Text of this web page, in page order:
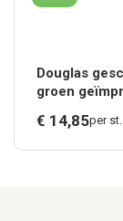
Douglas
groen
€ 14,85per st.